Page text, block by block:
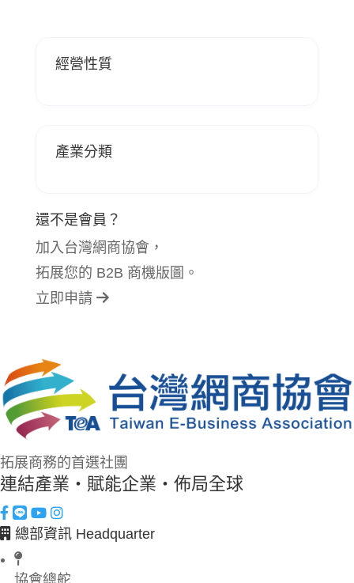
經營性質
產業分類
還不是會員？
加入台灣網商協會，
拓展您的 B2B 商機版圖。
立即申請
拓展商務的首選社團
連結產業・賦能企業・佈局全球
總部資訊 Headquarter